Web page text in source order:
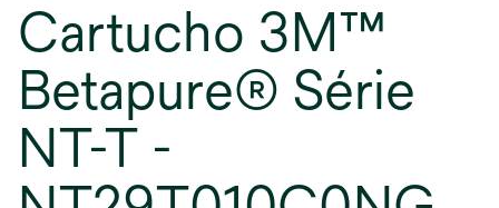
Cartucho 3M™
Betapure® Série
NT-T -